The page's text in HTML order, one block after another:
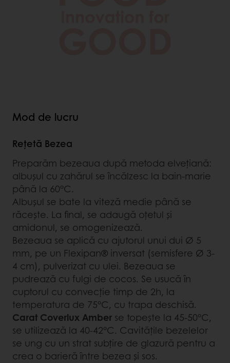
Mod de lucru
Rețetă Bezea
Preparăm bezeaua după metoda elvețiană:
albușul cu zahărul se încălzesc la bain-marie
până la 60°C.
Albușul se bate la viteză medie până se
răcește. La final, se adaugă oțetul și
amidonul, se omogenizează.
Bezeaua se aplică cu ajutorul unui dui Ø 5
mm, pe un Flexipan® inversat (semisfere Ø 3-
4 cm), pulverizat cu ulei. Bezeaua se
pudrează cu fulgi de cocos. Se usucă în
cuptorul cu convecție timp de 2h, la
temperatura de 75°C, cu trapa deschisă.
Carat Coverlux Amber se topește la 45-50°C,
se utilizează la 40-42°C. Cavitățile bezelelor
se ung cu un strat subțire de glazură pentru a
crea o barieră între bezea și sos.